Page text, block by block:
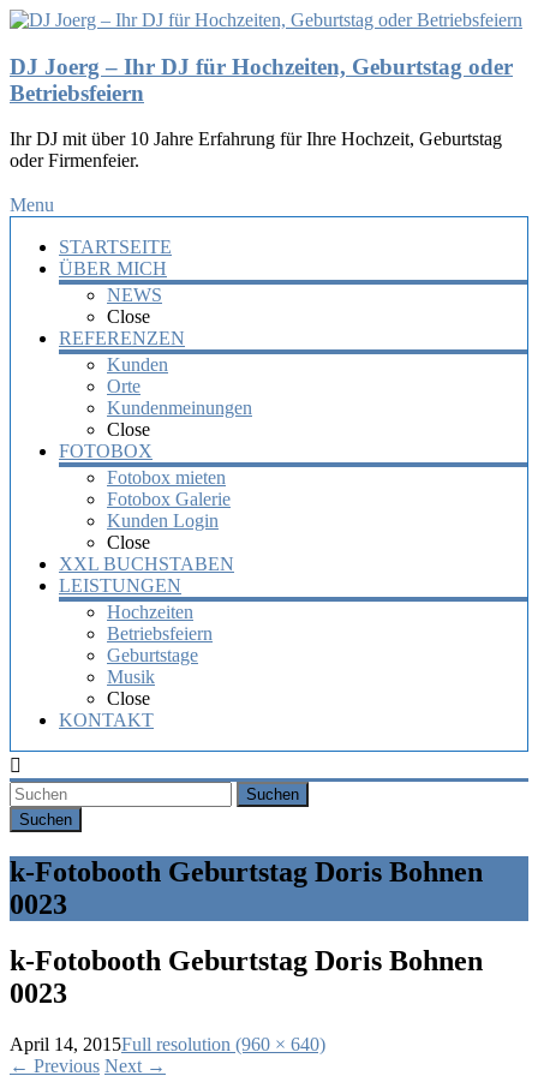
DJ Joerg – Ihr DJ für Hochzeiten, Geburtstag oder
Betriebsfeiern
Ihr DJ mit über 10 Jahre Erfahrung für Ihre Hochzeit, Geburtstag
oder Firmenfeier.
Menu
STARTSEITE
ÜBER MICH
NEWS
Close
REFERENZEN
Kunden
Orte
Kundenmeinungen
Close
FOTOBOX
Fotobox mieten
Fotobox Galerie
Kunden Login
Close
XXL BUCHSTABEN
LEISTUNGEN
Hochzeiten
Betriebsfeiern
Geburtstage
Musik
Close
KONTAKT
Suchen
k-Fotobooth Geburtstag Doris Bohnen
0023
k-Fotobooth Geburtstag Doris Bohnen
0023
April 14, 2015Full resolution (960 × 640)
← Previous Next →